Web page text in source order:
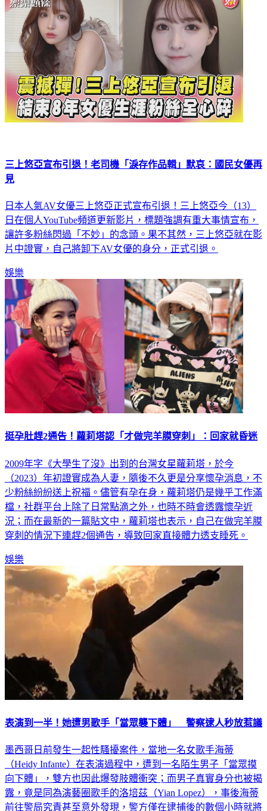
三上悠亞宣布引退！老司機「淚存作品輯」默哀：國民女優再
見
日本人氣AV女優三上悠亞正式宣布引退！三上悠亞今（13）
日在個人YouTube頻道更新影片，標題強調有重大事情宣布，
讓許多粉絲閃過「不妙」的念頭。果不其然，三上悠亞就在影
片中證實，自己將卸下AV女優的身分，正式引退。
娛樂
挺孕肚趕2通告！蘿莉塔認「才做完羊膜穿刺」：回家就昏迷
2009年字《大學生了沒》出到的台灣女星蘿莉塔，於今
（2023）年初證實成為人妻，隨後不久更是分享懷孕消息，不
少粉絲紛紛送上祝福。儘管有孕在身，蘿莉塔仍是幾乎工作滿
檔，社群平台上除了日常點滴之外，也時不時會透露懷孕近
況；而在最新的一篇貼文中，蘿莉塔也表示，自己在做完羊膜
穿刺的情況下連趕2個通告，導致回家直接體力透支睡死。
娛樂
表演到一半！她遭男歌手「當眾襲下體」 警察逮人秒放惹議
墨西哥日前發生一起性騷擾案件，當地一名女歌手海蒂
（Heidy Infante）在表演過程中，遭到一名陌生男子「當眾摸
向下體」，雙方也因此爆發肢體衝突；而男子真實身分也被揭
露，竟是同為演藝圈歌手的洛培茲（Yian Lopez），事後海蒂
前往警局究責甚至意外發現，警方僅在逮捕後的數個小時就將